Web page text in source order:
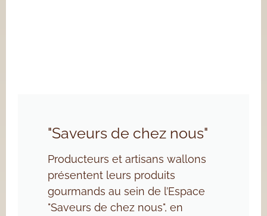
"Saveurs de chez nous"
Producteurs et artisans wallons
présentent leurs produits
gourmands au sein de l’Espace
"Saveurs de chez nous", en